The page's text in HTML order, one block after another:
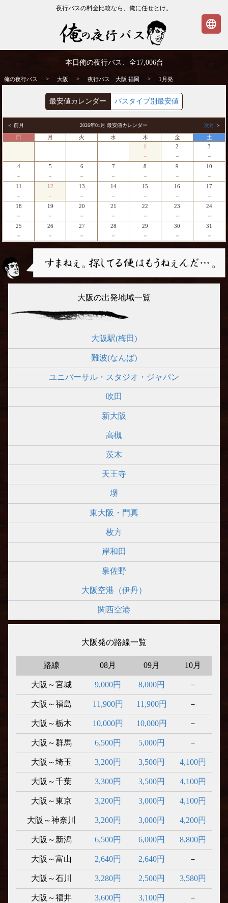
夜行バスの料金比較なら、俺に任せとけ。
| 俺の夜行バス
本日俺の夜行バス、全17,006台
俺の夜行バス > 大阪 > 夜行バス 大阪 福岡 > 1月発
最安値カレンダー バスタイプ別最安値
＜ 前月 2026年01月 最安値カレンダー 次月 ＞
日 月 火 水 木 金
土
1
－
2
－
3
－
4
－
5
－
6
－
7
－
8
－
9
－
10
－
11
－
12
－
13
－
14
－
15
－
16
－
17
－
18
－
19
－
20
－
21
－
22
－
23
－
24
－
25
－
26
－
27
－
28
－
29
－
30
－
31
－
大阪の出発地域一覧
大阪駅(梅田)
難波(なんば)
ユニバーサル・スタジオ・ジャパン
吹田
新大阪
高槻
茨木
天王寺
堺
東大阪・門真
枚方
岸和田
泉佐野
大阪空港（伊丹）
関西空港
大阪発の路線一覧
路線 08月 09月 10月
大阪～宮城 9,000円 8,000円 －
大阪～福島 11,900円 11,900円 －
大阪～栃木 10,000円 10,000円 －
大阪～群馬 6,500円 5,000円 －
大阪～埼玉 3,200円 3,500円 4,100円
大阪～千葉 3,300円 3,500円 4,100円
大阪～東京 3,200円 3,000円 4,100円
大阪～神奈川 3,200円 3,000円 4,200円
大阪～新潟 6,500円 6,000円 8,800円
大阪～富山 2,640円 2,640円 －
大阪～石川 3,280円 2,500円 3,580円
大阪～福井 3,600円 3,100円 －
language